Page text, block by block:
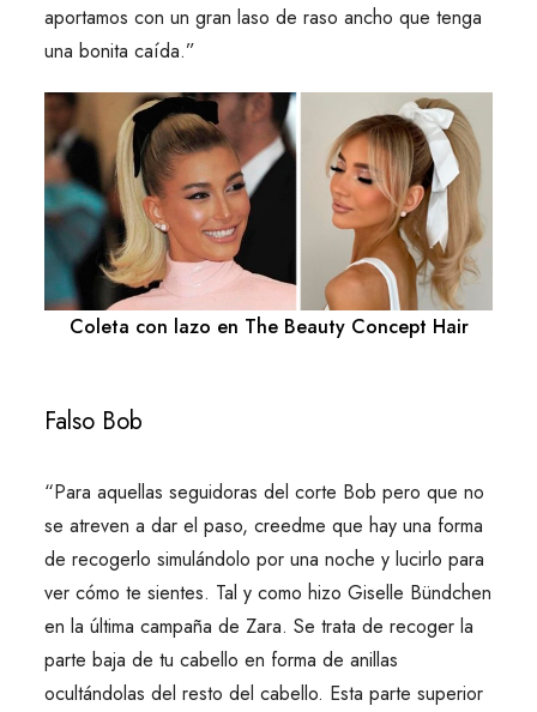
aportamos con un gran laso de raso ancho que tenga
una bonita caída.”
Coleta con lazo en The Beauty Concept Hair
Falso Bob
“Para aquellas seguidoras del corte Bob pero que no
se atreven a dar el paso, creedme que hay una forma
de recogerlo simulándolo por una noche y lucirlo para
ver cómo te sientes. Tal y como hizo Giselle Bündchen
en la última campaña de Zara. Se trata de recoger la
parte baja de tu cabello en forma de anillas
ocultándolas del resto del cabello. Esta parte superior